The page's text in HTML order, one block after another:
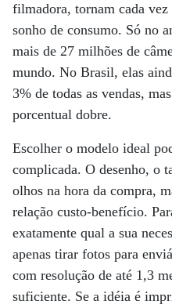
filmadora, tornam cada
sonho de consumo. Só no
mais de 27 milhões de
mundo. No Brasil, elas
3% de todas as vendas,
porcentual dobre.
Escolher o modelo ideal
complicada. O desenho, o
olhos na hora da compra,
relação custo-benefício.
exatamente qual a sua
apenas tirar fotos para
com resolução de até 1,3
suficiente. Se a idéia é